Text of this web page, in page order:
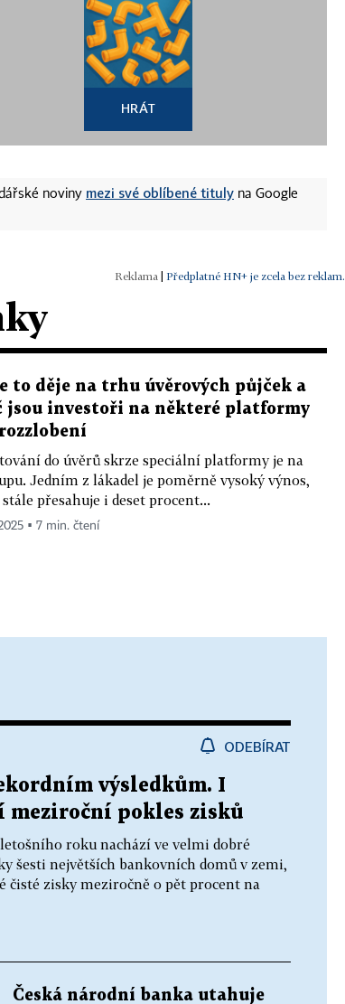
HRÁT
noviny mezi své oblíbené tituly na Google
Předplatné HN+ je zcela bez reklam.
to děje na trhu úvěrových půjček a
jsou investoři na některé platformy
do úvěrů skrze speciální platformy je na
Jedním z lákadel je poměrně vysoký výnos,
přesahuje i deset procent...
▪ 7 min. čtení
ODEBÍRAT
výsledkům. I
meziroční pokles zisků
roku nachází ve velmi dobré
šesti největších bankovních domů v zemi,
zisky meziročně o pět procent na
Česká národní banka utahuje